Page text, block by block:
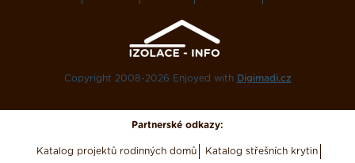
Copyright 2008-2026 Enjoyed with Digimadi.cz
Partnerské odkazy:
Katalog projektů rodinných domů Katalog střešních krytin